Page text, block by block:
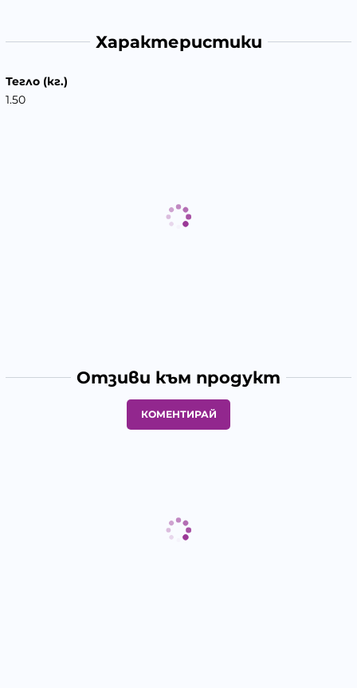
Характеристики
Тегло (кг.)
1.50
Отзиви към продукт
КОМЕНТИРАЙ